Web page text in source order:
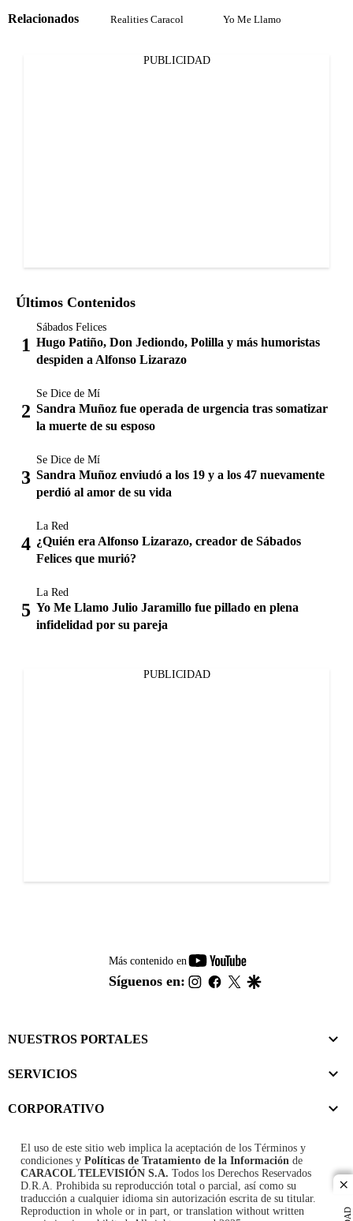
Relacionados Realities Caracol Yo Me Llamo
PUBLICIDAD
Últimos Contenidos
Sábados Felices
Hugo Patiño, Don Jediondo, Polilla y más humoristas
despiden a Alfonso Lizarazo
Se Dice de Mí
Sandra Muñoz fue operada de urgencia tras somatizar
la muerte de su esposo
Se Dice de Mí
Sandra Muñoz enviudó a los 19 y a los 47 nuevamente
perdió al amor de su vida
La Red
¿Quién era Alfonso Lizarazo, creador de Sábados
Felices que murió?
La Red
Yo Me Llamo Julio Jaramillo fue pillado en plena
infidelidad por su pareja
PUBLICIDAD
Más contenido en
youtube-
footer
Síguenos en: instagram
facebook
twitter
NUESTROS PORTALES
SERVICIOS
CORPORATIVO
El uso de este sitio web implica la aceptación de los Términos y
condiciones y Políticas de Tratamiento de la Información de
CARACOL TELEVISIÓN S.A. Todos los Derechos Reservados
D.R.A. Prohibida su reproducción total o parcial, así como su
traducción a cualquier idioma sin autorización escrita de su titular.
Reproduction in whole or in part, or translation without written